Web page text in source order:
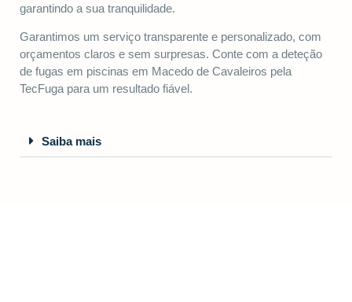
garantindo a sua tranquilidade.
Garantimos um serviço transparente e personalizado, com
orçamentos claros e sem surpresas. Conte com a deteção
de fugas em piscinas em Macedo de Cavaleiros pela
TecFuga para um resultado fiável.
Saiba mais